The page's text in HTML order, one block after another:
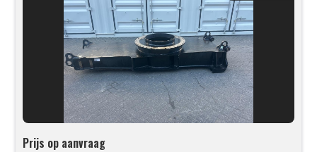
Prijs op aanvraag